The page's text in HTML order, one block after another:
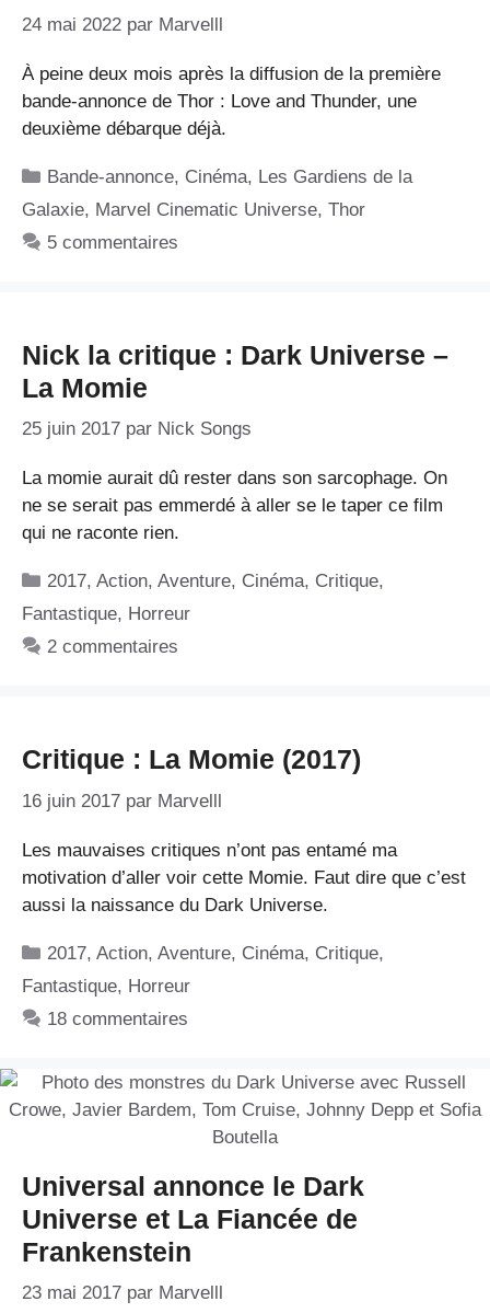
24 mai 2022 par Marvelll
À peine deux mois après la diffusion de la première
bande-annonce de Thor : Love and Thunder, une
deuxième débarque déjà.
Catégories
Bande-annonce, Cinéma, Les Gardiens de la
Galaxie, Marvel Cinematic Universe, Thor
5 commentaires
Nick la critique : Dark Universe –
La Momie
25 juin 2017 par Nick Songs
La momie aurait dû rester dans son sarcophage. On
ne se serait pas emmerdé à aller se le taper ce film
qui ne raconte rien.
Catégories
2017,Action,Aventure, Cinéma, Critique,
Fantastique, Horreur
2 commentaires
Critique : La Momie (2017)
16 juin 2017 par Marvelll
Les mauvaises critiques n’ont pas entamé ma
motivation d’aller voir cette Momie. Faut dire que c’est
aussi la naissance du Dark Universe.
Catégories
2017,Action,Aventure, Cinéma, Critique,
Fantastique, Horreur
18 commentaires
Universal annonce le Dark
Universe et La Fiancée de
Frankenstein
23 mai 2017 par Marvelll